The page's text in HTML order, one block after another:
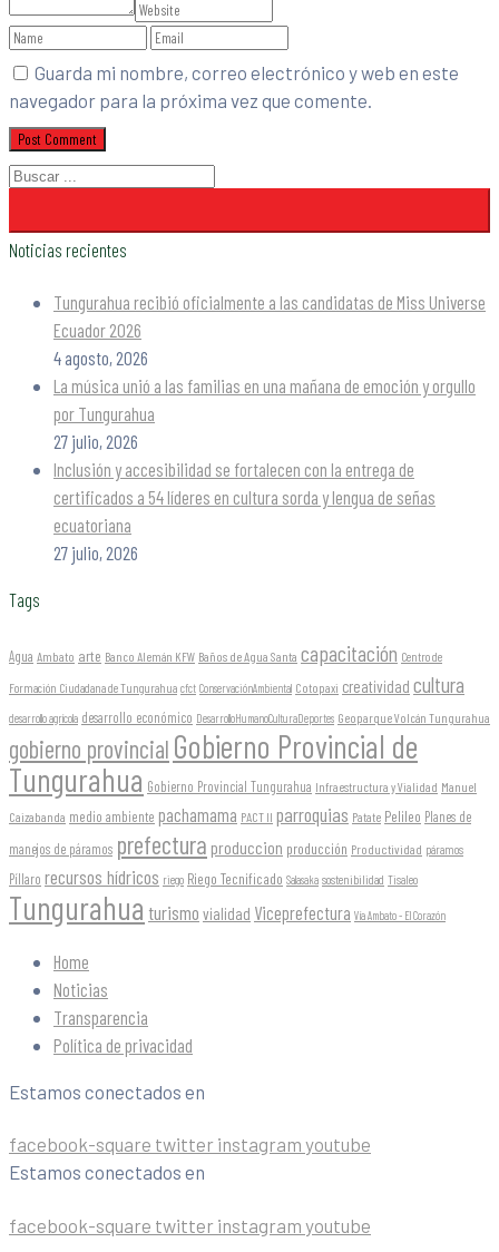
Guarda mi nombre, correo electrónico y web en este
navegador para la próxima vez que comente.
Noticias recientes
Tungurahua recibió oficialmente a las candidatas de Miss Universe
Ecuador 2026
4 agosto, 2026
La música unió a las familias en una mañana de emoción y orgullo
por Tungurahua
27 julio, 2026
Inclusión y accesibilidad se fortalecen con la entrega de
certificados a 54 líderes en cultura sorda y lengua de señas
ecuatoriana
27 julio, 2026
Tags
Agua Ambato arte Banco Alemán KFW Baños de Agua Santa capacitación Centro de
Formación Ciudadana de Tungurahua cfct ConservaciónAmbiental Cotopaxi creatividad cultura
desarrollo agrícola desarrollo económico DesarrolloHumanoCulturaDeportes Geoparque Volcán Tungurahua
gobierno provincial Gobierno Provincial de
Tungurahua Gobierno Provincial Tungurahua Infraestructura y Vialidad Manuel
Caizabanda medio ambiente pachamama PACT II parroquias Patate Pelileo Planes de
manejos de páramos prefectura produccion producción Productividad páramos
Píllaro recursos hídricos riego Riego Tecnificado Salasaka sostenibilidad Tisaleo
Tungurahua turismo vialidad Viceprefectura Vía Ambato - El Corazón
Home
Noticias
Transparencia
Política de privacidad
Estamos conectados en
facebook-square twitter instagram youtube
Estamos conectados en
facebook-square twitter instagram youtube